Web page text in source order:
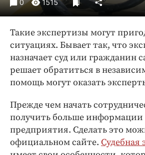
Праздники
Спорт
Экономика и бизнес
ПРОЕКТЫ
Издания
Медиаперсона
Интересное чтиво
0 1515
Такие экспертизы могут
ситуациях. Бывает так, что
назначает суд или гражданин
решает обратиться в
помощь могут оказать
Прежде чем начать
получить больше информации
предприятия. Сделать это
официальном сайте. Судебная